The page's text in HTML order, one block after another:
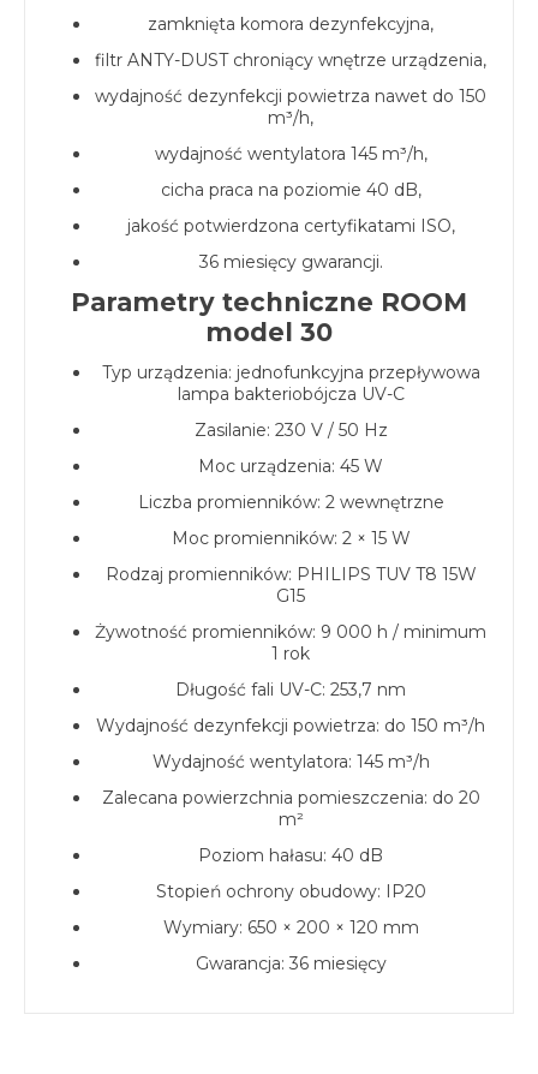
zamknięta komora dezynfekcyjna,
filtr ANTY-DUST chroniący wnętrze urządzenia,
wydajność dezynfekcji powietrza nawet do 150
m³/h,
wydajność wentylatora 145 m³/h,
cicha praca na poziomie 40 dB,
jakość potwierdzona certyfikatami ISO,
36 miesięcy gwarancji.
Parametry techniczne ROOM
model 30
Typ urządzenia: jednofunkcyjna przepływowa
lampa bakteriobójcza UV-C
Zasilanie: 230 V / 50 Hz
Moc urządzenia: 45 W
Liczba promienników: 2 wewnętrzne
Moc promienników: 2 × 15 W
Rodzaj promienników: PHILIPS TUV T8 15W
G15
Żywotność promienników: 9 000 h / minimum
1 rok
Długość fali UV-C: 253,7 nm
Wydajność dezynfekcji powietrza: do 150 m³/h
Wydajność wentylatora: 145 m³/h
Zalecana powierzchnia pomieszczenia: do 20
m²
Poziom hałasu: 40 dB
Stopień ochrony obudowy: IP20
Wymiary: 650 × 200 × 120 mm
Gwarancja: 36 miesięcy